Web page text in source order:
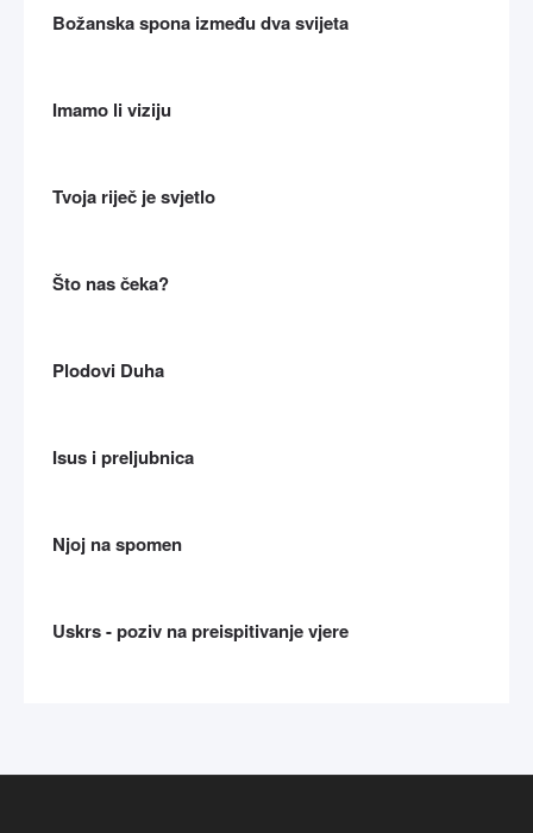
Božanska spona između dva svijeta
Imamo li viziju
Tvoja riječ je svjetlo
Što nas čeka?
Plodovi Duha
Isus i preljubnica
Njoj na spomen
Uskrs - poziv na preispitivanje vjere